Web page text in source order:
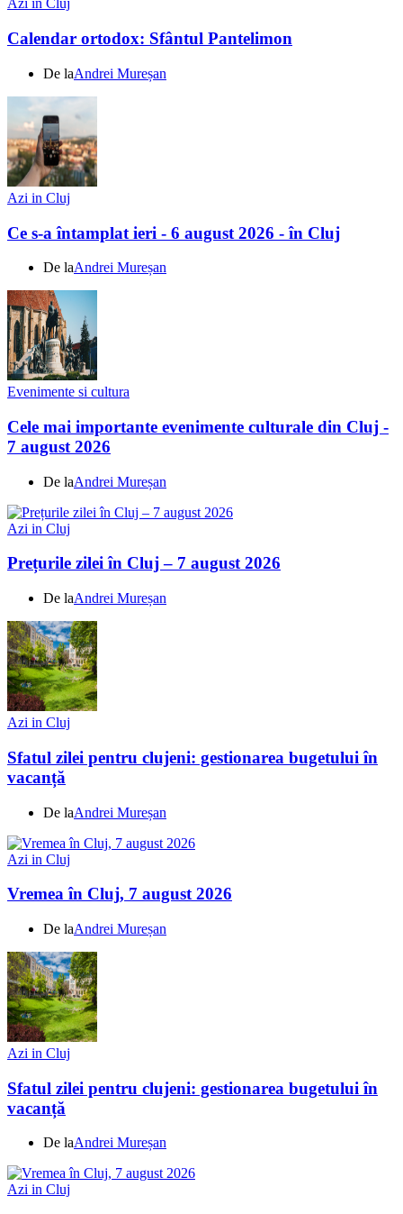
Azi in Cluj
Calendar ortodox: Sfântul Pantelimon
De laAndrei Mureșan
Azi in Cluj
Ce s-a întamplat ieri - 6 august 2026 - în Cluj
De laAndrei Mureșan
Evenimente si cultura
Cele mai importante evenimente culturale din Cluj -
7 august 2026
De laAndrei Mureșan
Azi in Cluj
Prețurile zilei în Cluj – 7 august 2026
De laAndrei Mureșan
Azi in Cluj
Sfatul zilei pentru clujeni: gestionarea bugetului în
vacanță
De laAndrei Mureșan
Azi in Cluj
Vremea în Cluj, 7 august 2026
De laAndrei Mureșan
Azi in Cluj
Sfatul zilei pentru clujeni: gestionarea bugetului în
vacanță
De laAndrei Mureșan
Azi in Cluj